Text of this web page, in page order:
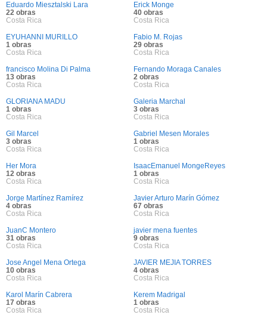
Eduardo Miesztalski Lara
22 obras
Costa Rica
Erick Monge
40 obras
Costa Rica
EYUHANNI MURILLO
1 obras
Costa Rica
Fabio M. Rojas
29 obras
Costa Rica
francisco Molina Di Palma
13 obras
Costa Rica
Fernando Moraga Canales
2 obras
Costa Rica
GLORIANA MADU
1 obras
Costa Rica
Galeria Marchal
3 obras
Costa Rica
Gil Marcel
3 obras
Costa Rica
Gabriel Mesen Morales
1 obras
Costa Rica
Her Mora
12 obras
Costa Rica
IsaacEmanuel MongeReyes
1 obras
Costa Rica
Jorge Martínez Ramírez
4 obras
Costa Rica
Javier Arturo Marín Gómez
67 obras
Costa Rica
JuanC Montero
31 obras
Costa Rica
javier mena fuentes
9 obras
Costa Rica
Jose Angel Mena Ortega
10 obras
Costa Rica
JAVIER MEJIA TORRES
4 obras
Costa Rica
Karol Marín Cabrera
17 obras
Costa Rica
Kerem Madrigal
1 obras
Costa Rica